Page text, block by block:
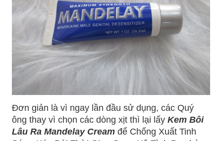
Đơn giản là vì ngay lần đầu sử dụng, các Quý
ông thay vì chọn các dòng xịt thì lại lấy Kem Bôi
Lâu Ra Mandelay Cream để Chống Xuất Tinh